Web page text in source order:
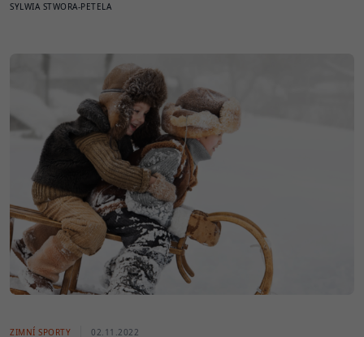
SYLWIA STWORA-PETELA
ZIMNÍ SPORTY 02.11.2022